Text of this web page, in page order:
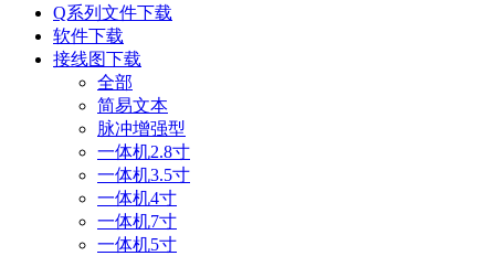
Q系列文件下载
软件下载
接线图下载
全部
简易文本
脉冲增强型
一体机2.8寸
一体机3.5寸
一体机4寸
一体机7寸
一体机5寸